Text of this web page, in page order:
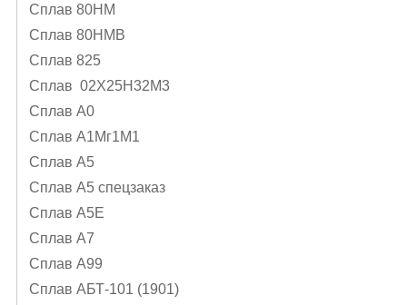
Сплав 80НМ
Сплав 80НМВ
Сплав 825
Сплав 02Х25Н32М3
Сплав А0
Сплав А1Mг1M1
Сплав А5
Сплав А5 спецзаказ
Сплав А5Е
Сплав А7
Сплав А99
Сплав АБТ-101 (1901)